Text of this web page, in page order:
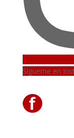
Sígueme en